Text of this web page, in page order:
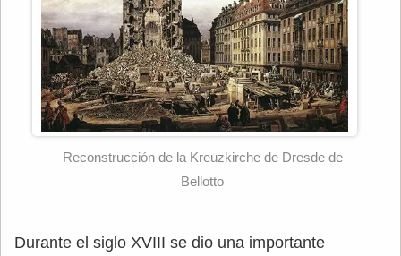
Reconstrucción de la Kreuzkirche de Dresde de
Bellotto
Durante el siglo XVIII se dio una importante